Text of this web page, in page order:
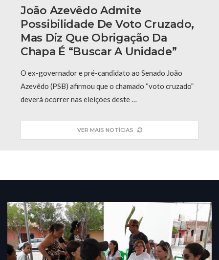
João Azevêdo Admite
Possibilidade De Voto Cruzado,
Mas Diz Que Obrigação Da
Chapa É “buscar A Unidade”
O ex-governador e pré-candidato ao Senado João
Azevêdo (PSB) afirmou que o chamado “voto cruzado”
deverá ocorrer nas eleições deste …
VER MAIS NOTÍCIAS